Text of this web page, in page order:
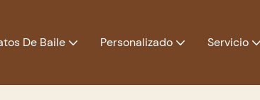
De Baile Personalizado Servicio